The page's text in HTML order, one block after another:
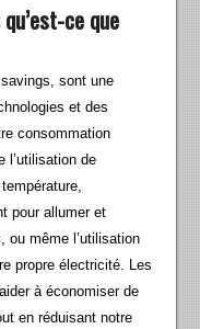
ce que
sont une
et des
consommation
l’utilisation de
pour allumer et
ou même l’utilisation
propre électricité. Les
à économiser de
en réduisant notre